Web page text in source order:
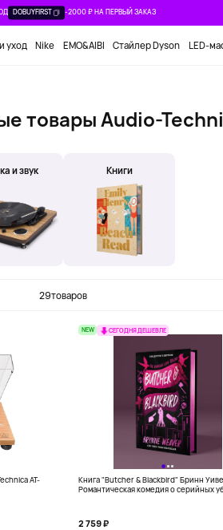
DOBUYFIRST -2000 ₽ НА ПЕРВЫЙ ЗАКАЗ
уход Nike EMO&AIBI Стайлер Dyson LED-
товары Audio-
и звук Книги
29товаров
AT-
NEW СЕГОДНЯ ДЕШЕВЛЕ
Книга "Butcher & Blackbird" Бринн
Романтическая комедия о серийных
2 759 ₽